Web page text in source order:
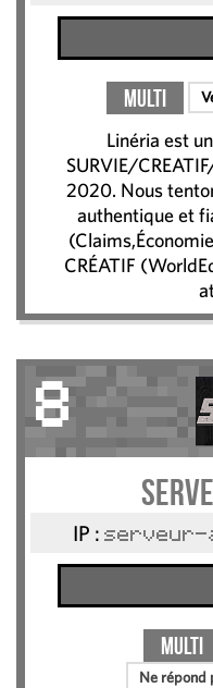
Multi
Linéria est
SURVIE/
2020. Nous
authentique et
CRÉATIF
8
IP : serveur-
Multi
Ne répond